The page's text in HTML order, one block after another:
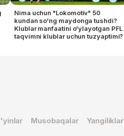
Nima uchun "Lokomotiv" 50
kundan so'ng maydonga tushdi?
Klublar manfaatini o'ylayotgan PFL
taqvimni klublar uchun tuzyaptimi?
Musobaqalar Yangiliklar